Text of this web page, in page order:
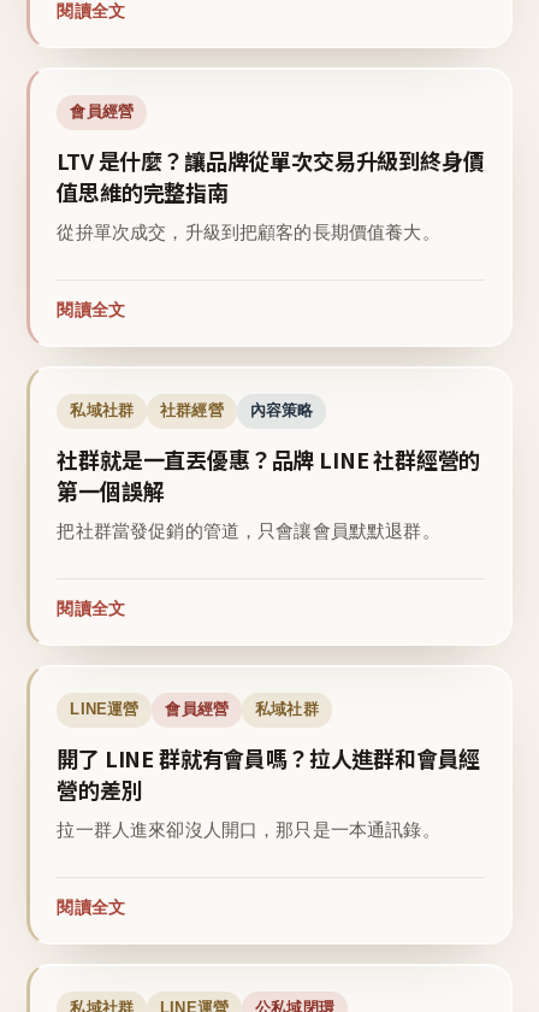
閱讀全文
會員經營
LTV 是什麼？讓品牌從單次交易升級到終身價
值思維的完整指南
從拚單次成交，升級到把顧客的長期價值養大。
閱讀全文
私域社群 社群經營 內容策略
社群就是一直丟優惠？品牌 LINE 社群經營的
第一個誤解
把社群當發促銷的管道，只會讓會員默默退群。
閱讀全文
LINE運營 會員經營 私域社群
開了 LINE 群就有會員嗎？拉人進群和會員經
營的差別
拉一群人進來卻沒人開口，那只是一本通訊錄。
閱讀全文